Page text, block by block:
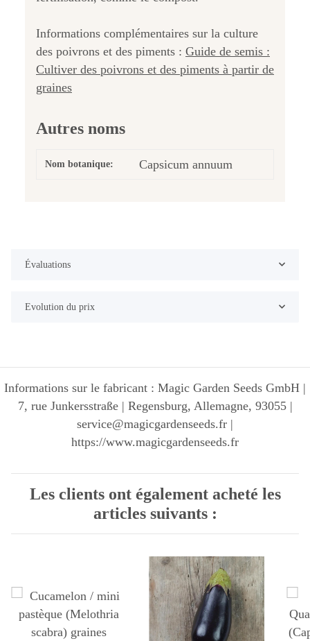
Informations complémentaires sur la culture
des poivrons et des piments : Guide de semis :
Cultiver des poivrons et des piments à partir de
graines
Autres noms
Nom botanique: Capsicum annuum
Évaluations
Evolution du prix
Informations sur le fabricant : Magic Garden Seeds GmbH |
7, rue Junkersstraße | Regensburg, Allemagne, 93055 |
service@magicgardenseeds.fr |
https://www.magicgardenseeds.fr
Les clients ont également acheté les
articles suivants :